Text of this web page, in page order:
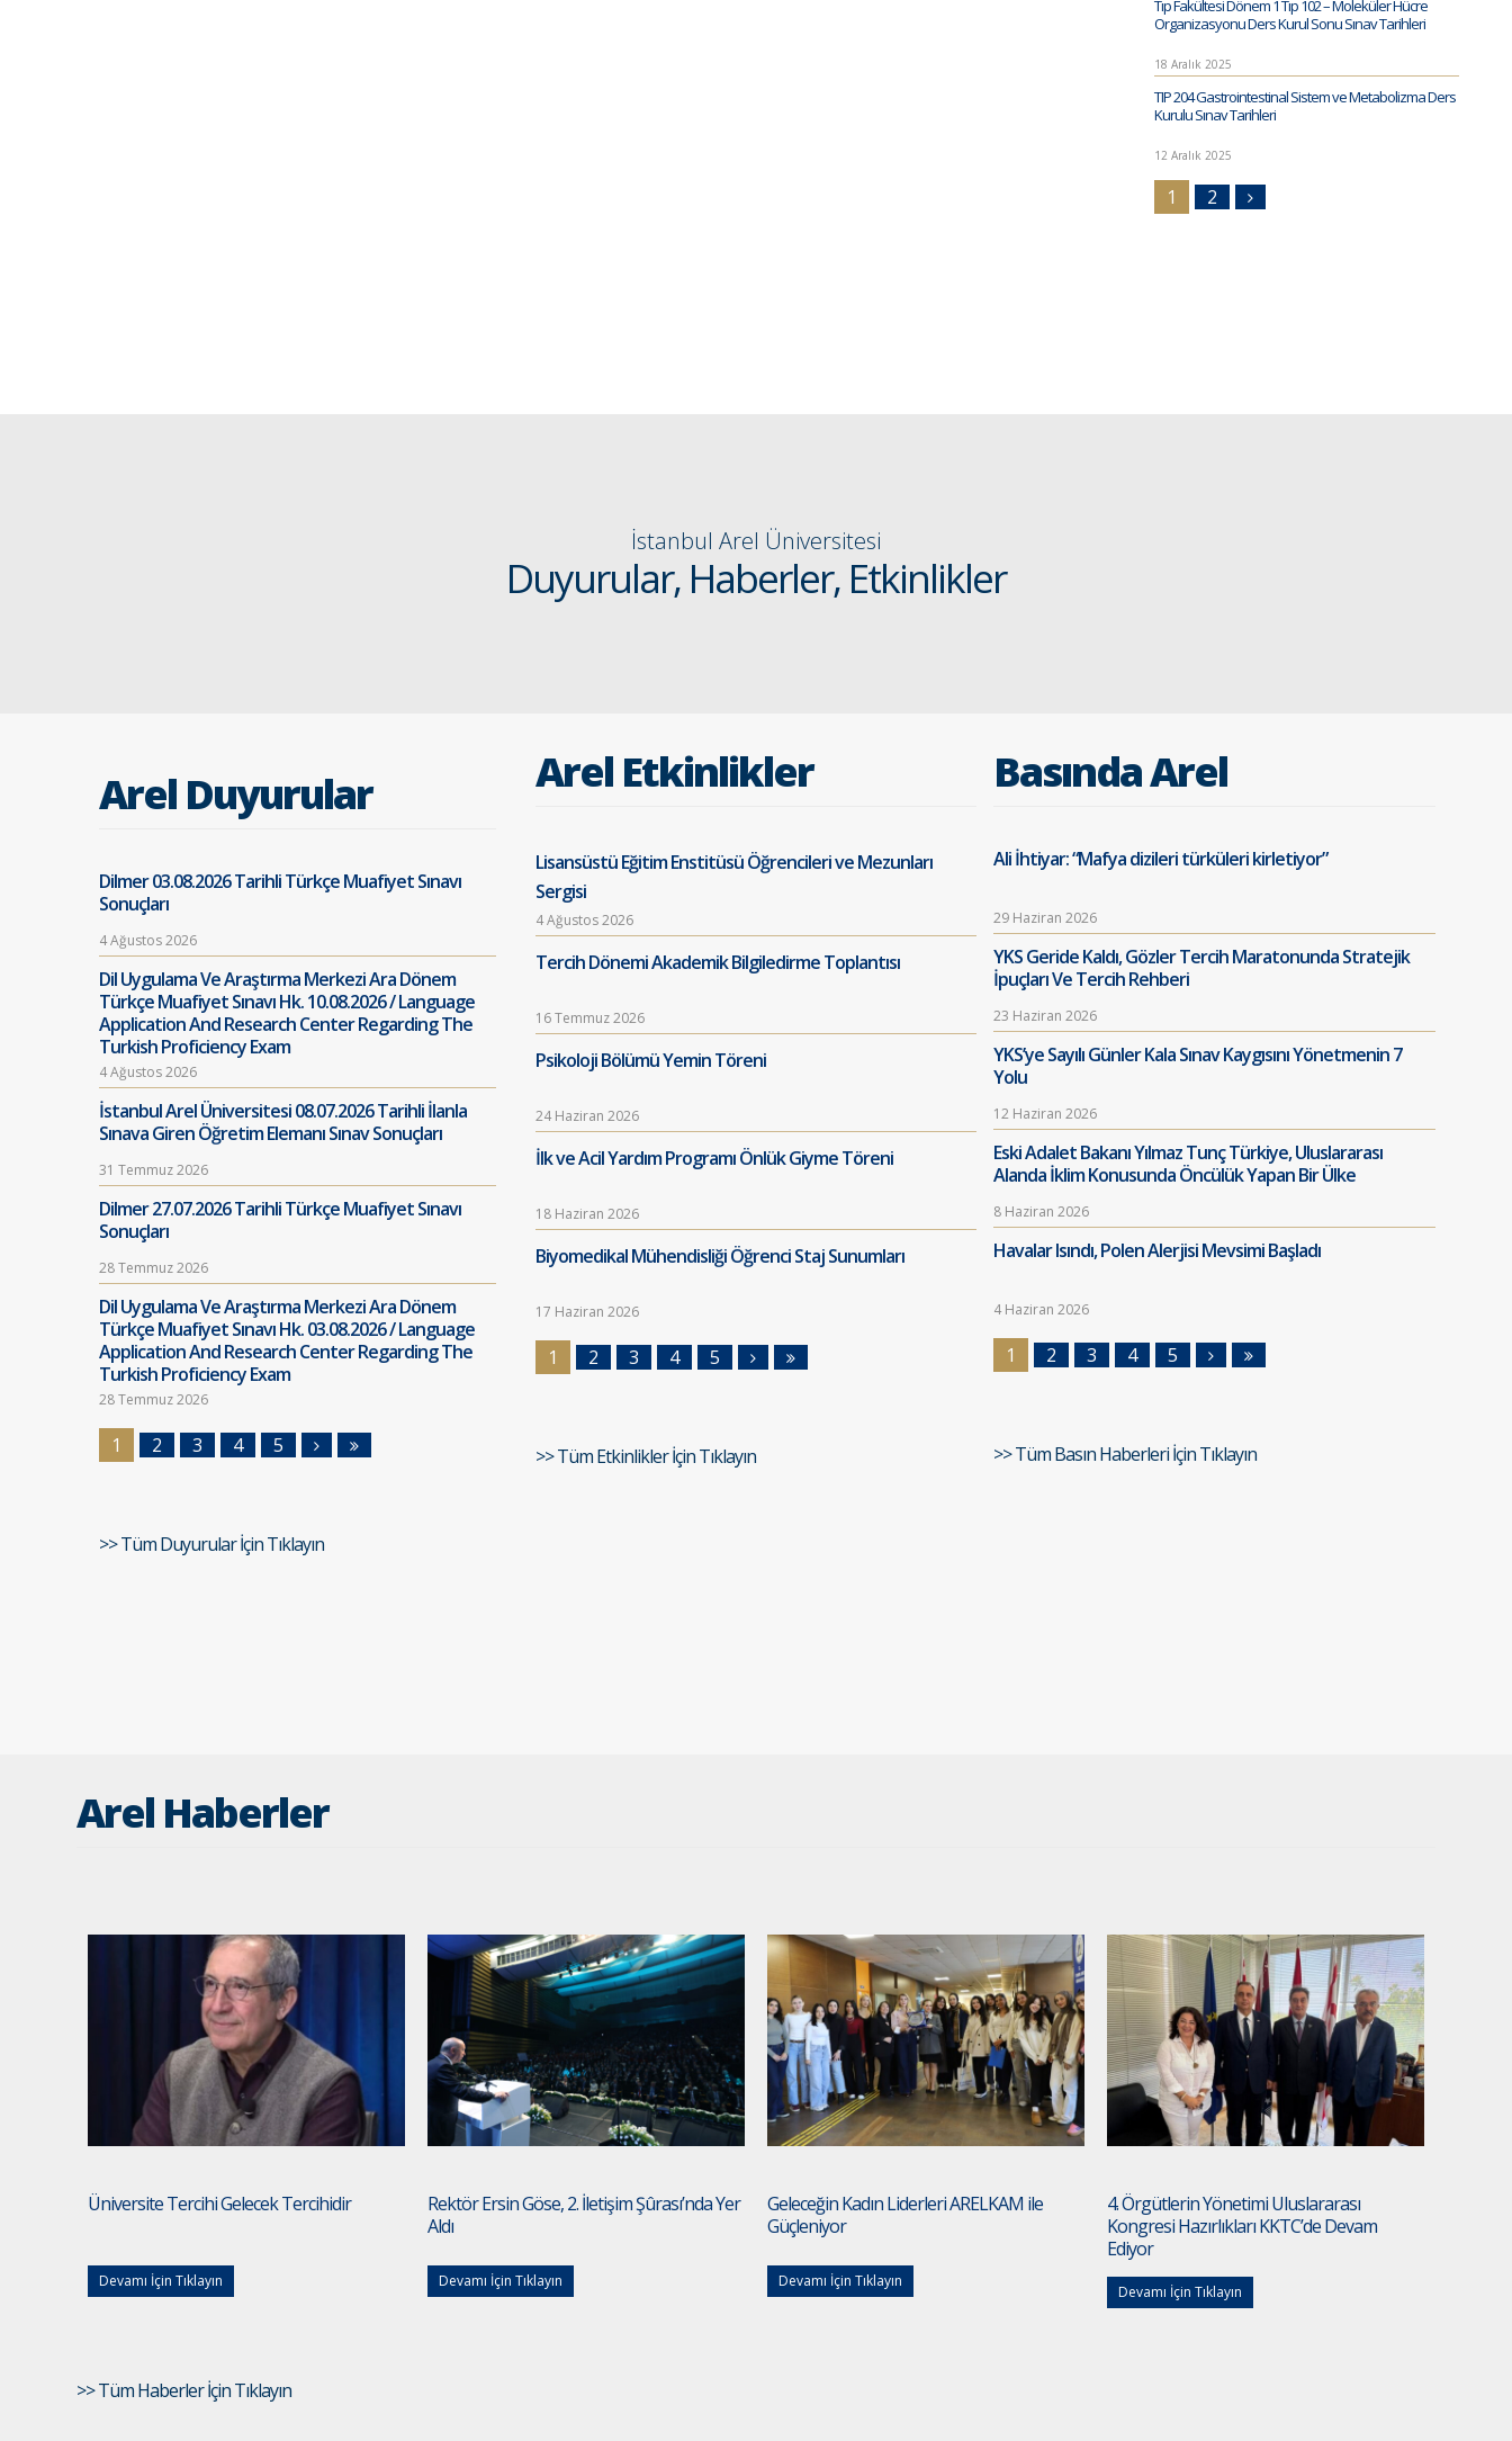
Tıp Fakültesi Dönem 1 Tıp 102 – Moleküler Hücre
Organizasyonu Ders Kurul Sonu Sınav Tarihleri
18 Aralık 2025
TIP 204 Gastrointestinal Sistem ve Metabolizma Ders
Kurulu Sınav Tarihleri
12 Aralık 2025
1 2
İstanbul Arel Üniversitesi
Duyurular, Haberler, Etkinlikler
Arel Duyurular
Dilmer 03.08.2026 Tarihli Türkçe Muafiyet Sınavı
Sonuçları
4 Ağustos 2026
Dil Uygulama Ve Araştırma Merkezi Ara Dönem
Türkçe Muafiyet Sınavı Hk. 10.08.2026 / Language
Application And Research Center Regarding The
Turkish Proficiency Exam
4 Ağustos 2026
İstanbul Arel Üniversitesi 08.07.2026 Tarihli İlanla
Sınava Giren Öğretim Elemanı Sınav Sonuçları
31 Temmuz 2026
Dilmer 27.07.2026 Tarihli Türkçe Muafiyet Sınavı
Sonuçları
28 Temmuz 2026
Dil Uygulama Ve Araştırma Merkezi Ara Dönem
Türkçe Muafiyet Sınavı Hk. 03.08.2026 / Language
Application And Research Center Regarding The
Turkish Proficiency Exam
28 Temmuz 2026
1 2 3 4 5
>> Tüm Duyurular İçin Tıklayın
Arel Etkinlikler
Lisansüstü Eğitim Enstitüsü Öğrencileri ve Mezunları
Sergisi
4 Ağustos 2026
Tercih Dönemi Akademik Bilgiledirme Toplantısı
16 Temmuz 2026
Psikoloji Bölümü Yemin Töreni
24 Haziran 2026
İlk ve Acil Yardım Programı Önlük Giyme Töreni
18 Haziran 2026
Biyomedikal Mühendisliği Öğrenci Staj Sunumları
17 Haziran 2026
1 2 3 4 5
>> Tüm Etkinlikler İçin Tıklayın
Basında Arel
Ali İhtiyar: “Mafya dizileri türküleri kirletiyor”
29 Haziran 2026
YKS Geride Kaldı, Gözler Tercih Maratonunda Stratejik
İpuçları Ve Tercih Rehberi
23 Haziran 2026
YKS’ye Sayılı Günler Kala Sınav Kaygısını Yönetmenin 7
Yolu
12 Haziran 2026
Eski Adalet Bakanı Yılmaz Tunç Türkiye, Uluslararası
Alanda İklim Konusunda Öncülük Yapan Bir Ülke
8 Haziran 2026
Havalar Isındı, Polen Alerjisi Mevsimi Başladı
4 Haziran 2026
1 2 3 4 5
>> Tüm Basın Haberleri İçin Tıklayın
Arel Haberler
Üniversite Tercihi Gelecek Tercihidir
Devamı İçin Tıklayın
Rektör Ersin Göse, 2. İletişim Şûrası’nda Yer
Aldı
Devamı İçin Tıklayın
Geleceğin Kadın Liderleri ARELKAM ile
Güçleniyor
Devamı İçin Tıklayın
4. Örgütlerin Yönetimi Uluslararası
Kongresi Hazırlıkları KKTC’de Devam
Ediyor
Devamı İçin Tıklayın
>> Tüm Haberler İçin Tıklayın